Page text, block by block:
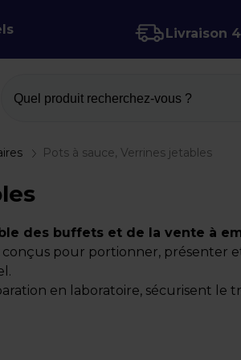
Livraison
Quel produit recherchez-vous ?
Pots à sauce, Verrines jetables
des buffets et de la vente à
conçus pour portionner,
en laboratoire, sécurisent